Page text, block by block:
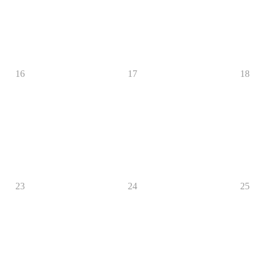
16 17 18
23 24 25